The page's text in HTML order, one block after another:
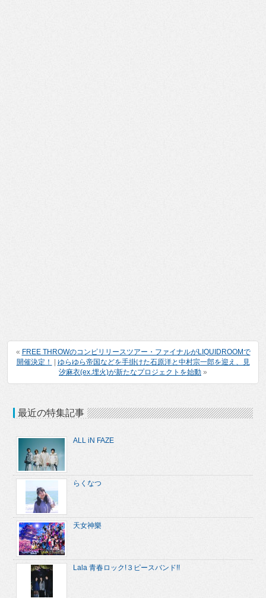
« FREE THROWのコンピリリースツアー・ファイナルがLIQUIDROOMで
開催決定！
ゆらゆら帝国などを手掛けた石原洋と中村宗一郎を迎え、見
汐麻衣(ex.埋火)が新たなプロジェクトを始動 »
最近の特集記事
ALL iN FAZE
らくなつ
天女神樂
Lala 青春ロック!３ピースバンド!!